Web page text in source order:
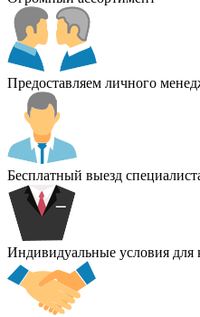
Предоставляем личного
Бесплатный выезд
Индивидуальные условия для